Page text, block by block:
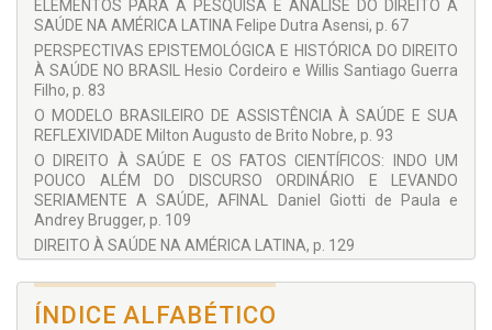
fundamentales y globalización. Escuela Complutense
Latinoamericana y Universidad Federal de Santa Catarina en
Brasil.
Roseni Pinheiro
Pós-Doutorado em Direito pelo Núcleo de Direitos Humanos
da PUC-RIO em parceria com Università degli Studi del
Piemonte Orientale Amedeo Avogadro (UNIPMN, Itália).
Doutorado em Saúde Coletiva pela Universidade do Estado
do Rio de Janeiro. Professora universitária. Professora
adjunta do Instituto de Medicina Social da Universidade do
Estado do Rio de Janeiro.Coordenadora e líder do Grupo de
Pesquisa do CNPQ LAPPIS - Laboratório de Pesquisas sobre
Práticas de Integralidade em Saúde e bolsista de
produtividade CNPq. Membro da Comissão de Ciências
Sociais e Humanas em Saúde da Associação Brasileira de
ELEMENTOS PARA A PESQUISA E ANÁLISE DO DIREITO À
SAÚDE NA AMÉRICA LATINA Felipe Dutra Asensi, p. 67
PERSPECTIVAS EPISTEMOLÓGICA E HISTÓRICA DO DIREITO
À SAÚDE NO BRASIL Hesio Cordeiro e Willis Santiago Guerra
Filho, p. 83
O MODELO BRASILEIRO DE ASSISTÊNCIA À SAÚDE E SUA
REFLEXIVIDADE Milton Augusto de Brito Nobre, p. 93
O DIREITO À SAÚDE E OS FATOS CIENTÍFICOS: INDO UM
POUCO ALÉM DO DISCURSO ORDINÁRIO E LEVANDO
SERIAMENTE A SAÚDE, AFINAL Daniel Giotti de Paula e
Andrey Brugger, p. 109
DIREITO À SAÚDE NA AMÉRICA LATINA, p. 129
SISTEMA REGIONAL AMERICANO DE DIREITOS HUMANOS
Hugo Rogério Grokskreutz, p. 131
ÍNDICE ALFABÉTICO